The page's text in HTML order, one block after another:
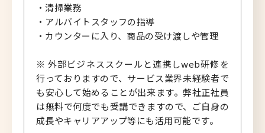
・清掃業務
・アルバイトスタッフの指導
・カウンターに入り、商品の受け渡しや管理
※ 外部ビジネススクールと連携しweb研修を
行っておりますので、サービス業界未経験者で
も安心して始めることが出来ます。弊社正社員
は無料で何度でも受講できますので、ご自身の
成長やキャリアアップ等にも活用可能です。